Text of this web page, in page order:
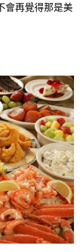
會再覺得那是美